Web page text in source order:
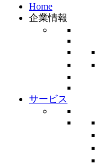
Home
企業情報
サービス